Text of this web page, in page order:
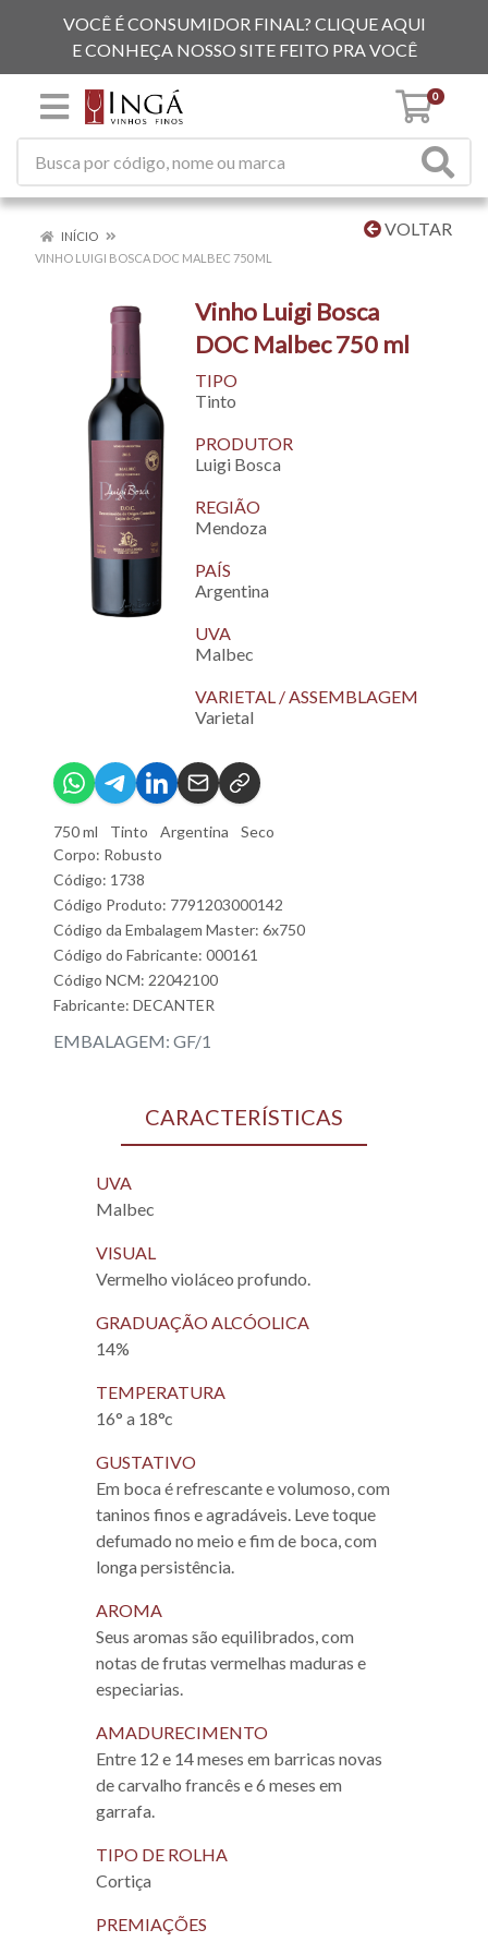
VOCÊ É CONSUMIDOR FINAL? CLIQUE AQUI
E CONHEÇA NOSSO SITE FEITO PRA VOCÊ
0
VOLTAR
INÍCIO
VINHO LUIGI BOSCA DOC MALBEC 750 ML
Vinho Luigi Bosca
DOC Malbec 750 ml
TIPO
Tinto
PRODUTOR
Luigi Bosca
REGIÃO
Mendoza
PAÍS
Argentina
UVA
Malbec
VARIETAL / ASSEMBLAGEM
Varietal
750 ml Tinto Argentina
Seco
Corpo: Robusto
Código: 1738
Código Produto: 7791203000142
Código da Embalagem Master: 6x750
Código do Fabricante: 000161
Código NCM: 22042100
Fabricante: DECANTER
EMBALAGEM: GF/1
CARACTERÍSTICAS
UVA
Malbec
VISUAL
Vermelho violáceo profundo.
GRADUAÇÃO ALCÓOLICA
14%
TEMPERATURA
16° a 18°c
GUSTATIVO
Em boca é refrescante e volumoso, com
taninos finos e agradáveis. Leve toque
defumado no meio e fim de boca, com
longa persistência.
AROMA
Seus aromas são equilibrados, com
notas de frutas vermelhas maduras e
especiarias.
AMADURECIMENTO
Entre 12 e 14 meses em barricas novas
de carvalho francês e 6 meses em
garrafa.
TIPO DE ROLHA
Cortiça
PREMIAÇÕES